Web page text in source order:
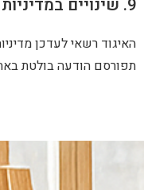
לעדכן מדיניות זו מעת
לפחות 30 יום לפני כניסתו לתוקף.